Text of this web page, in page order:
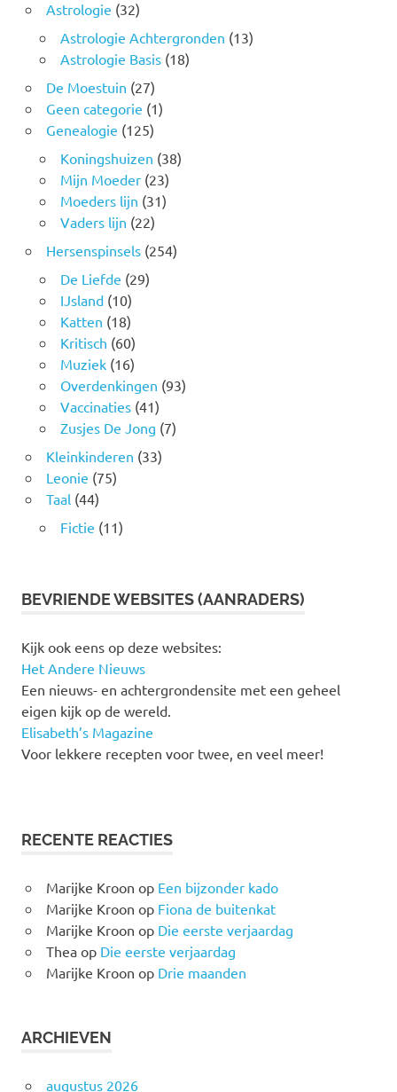
Astrologie (32)
Astrologie Achtergronden (13)
Astrologie Basis(18)
De Moestuin (27)
Geen categorie (1)
Genealogie (125)
Koningshuizen (38)
Mijn Moeder(23)
Moeders lijn (31)
Vaders lijn (22)
Hersenspinsels(254)
De Liefde (29)
IJsland(10)
Katten (18)
Kritisch (60)
Muziek(16)
Overdenkingen (93)
Vaccinaties(41)
Zusjes De Jong (7)
Kleinkinderen (33)
Leonie (75)
Taal (44)
Fictie (11)
BEVRIENDE WEBSITES (AANRADERS)
Kijk ook eens op deze websites:
Het Andere Nieuws
Een nieuws- en achtergrondensite met een geheel
eigen kijk op de wereld.
Elisabeth’s Magazine
Voor lekkere recepten voor twee, en veel meer!
RECENTE REACTIES
Marijke Kroon op Een bijzonder kado
Marijke Kroon op Fiona de buitenkat
Marijke Kroon op Die eerste verjaardag
Theaop Die eerste verjaardag
Marijke Kroon op Drie maanden
ARCHIEVEN
augustus 2026